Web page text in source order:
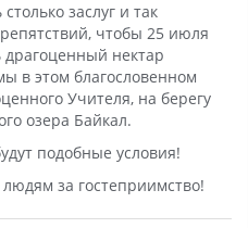
заслуг и так
чтобы 25 июля
драгоценный нектар
в этом благословенном
Учителя, на берегу
озера Байкал.
подобные условия!
за гостеприимство!